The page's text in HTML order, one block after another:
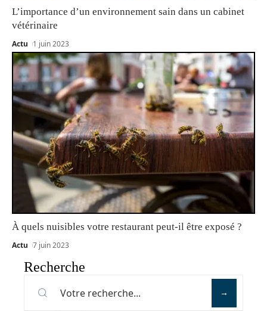
L’importance d’un environnement sain dans un cabinet
vétérinaire
Actu 1 juin 2023
À quels nuisibles votre restaurant peut-il être exposé ?
Actu 7 juin 2023
Recherche